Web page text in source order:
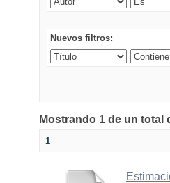
Nuevos filtros:
Mostrando 1 de un total
1